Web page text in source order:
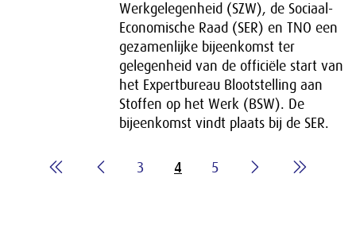
Werkgelegenheid (SZW), de Sociaal-
Economische Raad (SER) en TNO een
gezamenlijke bijeenkomst ter
gelegenheid van de officiële start van
het Expertbureau Blootstelling aan
Stoffen op het Werk (BSW). De
bijeenkomst vindt plaats bij de SER.
3 4 5